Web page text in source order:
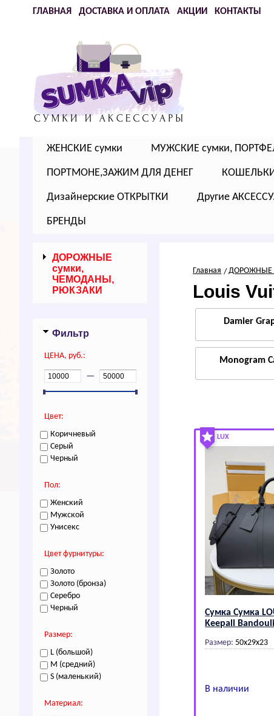
ГЛАВНАЯ ДОСТАВКА И ОПЛАТА АКЦИИ КОНТАКТЫ
ЖЕНСКИЕ сумки МУЖСКИЕ сумки,
ПОРТМОНЕ,ЗАЖИМ ДЛЯ ДЕНЕГ
Дизайнерские ОТКРЫТКИ Другие
БРЕНДЫ
ДОРОЖНЫЕ
сумки,
ЧЕМОДАНЫ,
РЮКЗАКИ
Фильтр
ЦEHA, руб.:
—
Цвет:
Коричневый
Серый
Черный
Пол:
Женский
Мужской
Унисекс
Цвет фурнитуры:
Золото
Золото (бронза)
Серебро
Черный
Размер:
L (большой)
M (средний)
S (маленький)
Материал:
Главная ДОРОЖНЫЕ
Louis
Dаmiеr
Моnоgrаm
LUX
Сумка Сумка
Kееpаll
Размер: 50х29х23
В наличии